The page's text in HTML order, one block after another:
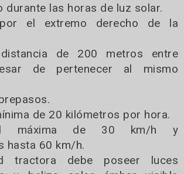
durante las horas de luz solar.
el extremo derecho de la
de 200 metros entre
de pertenecer al mismo
de 20 kilómetros por hora.
máxima de 30 km/h y
hasta 60 km/h.
tractora debe poseer luces